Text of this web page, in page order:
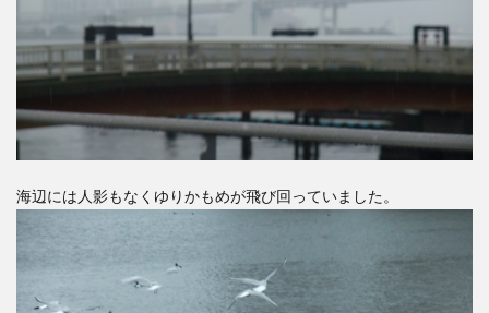
海辺には人影もなくゆりかもめが飛び回っていました。